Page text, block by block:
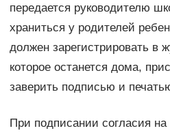
передается руководителю
храниться у родителей
должен зарегистрировать в
которое останется дома,
заверить подписью и
При подписании согласия на